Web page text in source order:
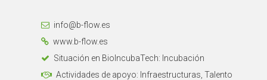
info@b-flow.es
www.b-flow.es
Situación en BioIncubaTech: Incubación
Actividades de apoyo: Infraestructuras, Talento